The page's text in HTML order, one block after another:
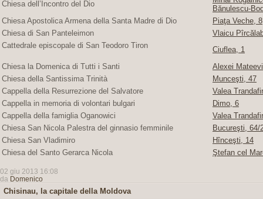
Chiesa dell’Incontro del Dio
Bănulescu-
Chiesa Apostolica Armena della Santa Madre di Dio
Piaţa Veche, 8
Chiesa di San Panteleimon
Vlaicu
Cattedrale episcopale di San Teodoro Tiron
Ciuflea, 1
Chiesa la Domenica di Tutti i Santi
Alexei
Chiesa della Santissima Trinità
Munceşti, 47
Cappella della Resurrezione del Salvatore
Valea
Cappella in memoria di volontari bulgari
Dimo, 6
Cappella della famiglia Oganowici
Valea
Chiesa San Nicola Palestra del ginnasio femminile
Bucureşti, 64/
Chiesa San Vladimiro
Hînceşti, 14
Chiesa del Santo Gerarca Nicola
Ştefan cel
02 giu 2013 16:08
da Domenico
Chisinau, la capitale della Moldova